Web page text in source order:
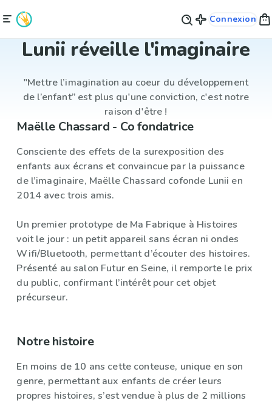
Connexion
Lunii réveille l'imaginaire
"Mettre l’imagination au coeur du développement
de l’enfant” est plus qu'une conviction, c'est notre
raison d'être !
Maëlle Chassard - Co fondatrice
Consciente des effets de la surexposition des
enfants aux écrans et convaincue par la puissance
de l’imaginaire, Maëlle Chassard cofonde Lunii en
2014 avec trois amis.
Un premier prototype de Ma Fabrique à Histoires
voit le jour : un petit appareil sans écran ni ondes
Wifi/Bluetooth, permettant d’écouter des histoires.
Présenté au salon Futur en Seine, il remporte le prix
du public, confirmant l’intérêt pour cet objet
précurseur.
Notre histoire
En moins de 10 ans cette conteuse, unique en son
genre, permettant aux enfants de créer leurs
propres histoires, s’est vendue à plus de 2 millions